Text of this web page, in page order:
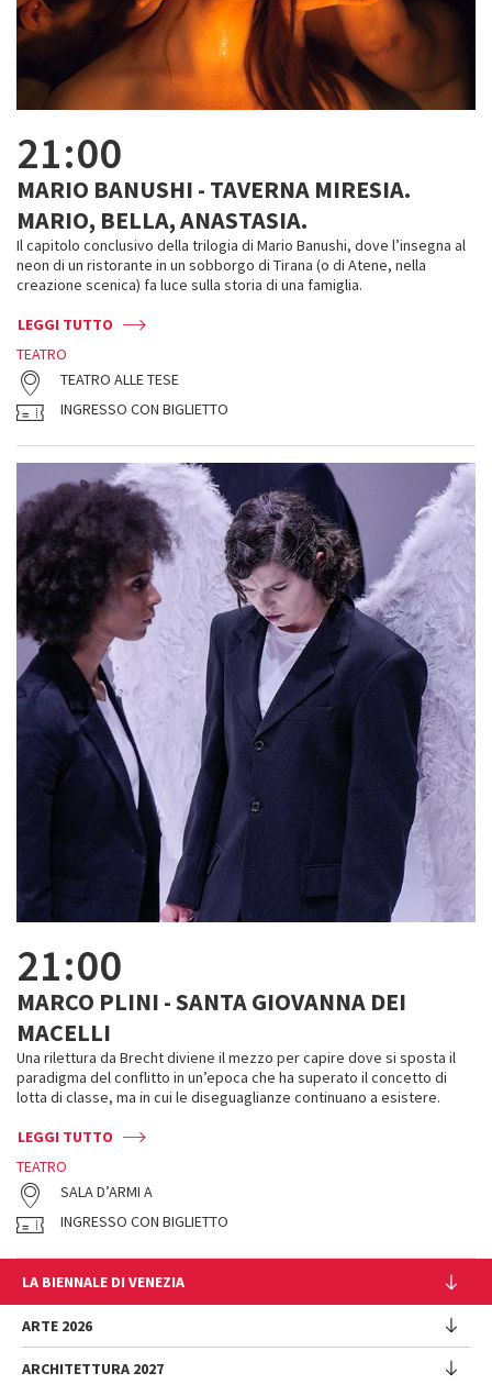
21:00
MARIO BANUSHI - TAVERNA MIRESIA.
MARIO, BELLA, ANASTASIA.
Il capitolo conclusivo della trilogia di Mario Banushi, dove l’insegna al
neon di un ristorante in un sobborgo di Tirana (o di Atene, nella
creazione scenica) fa luce sulla storia di una famiglia.
LEGGI TUTTO
TEATRO
TEATRO ALLE TESE
INGRESSO CON BIGLIETTO
21:00
MARCO PLINI - SANTA GIOVANNA DEI
MACELLI
Una rilettura da Brecht diviene il mezzo per capire dove si sposta il
paradigma del conflitto in un’epoca che ha superato il concetto di
lotta di classe, ma in cui le diseguaglianze continuano a esistere.
LEGGI TUTTO
TEATRO
SALA D’ARMI A
INGRESSO CON BIGLIETTO
LA BIENNALE DI VENEZIA
L'Istituzione
Cariche istituzionali
Storia
ARTE 2026
Esposizione
ARCHITETTURA 2027